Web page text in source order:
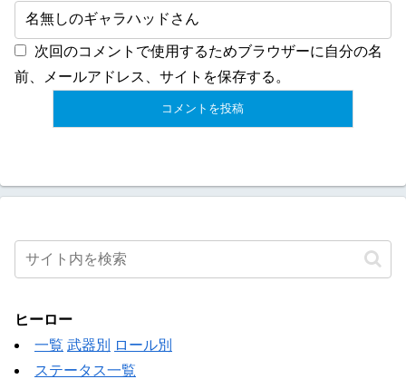
次回のコメントで使用するためブラウザーに自分の名
前、メールアドレス、サイトを保存する。
ヒーロー
一覧 武器別
ロール別
ステータス一覧